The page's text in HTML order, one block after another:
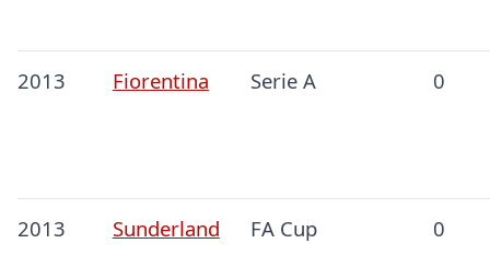
2013 Fiorentina Serie A 0
2013 Sunderland FA Cup 0